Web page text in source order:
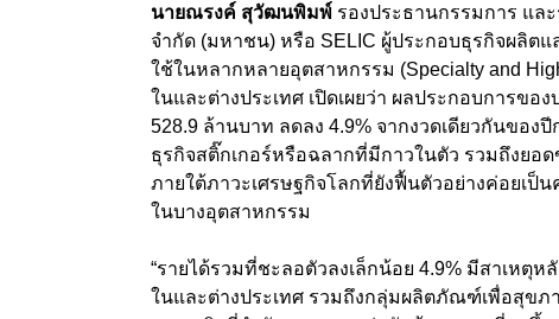
นายณรงค์ สุวัฒนพิมพ์ รองประธานกรรมการ แล
จำกัด (มหาชน) หรือ SELIC ผู้ประกอบธุรกิจผลิต
ใช้ในหลากหลายอุตสาหกรรม (Specialty and
ในและต่างประเทศ เปิดเผยว่า ผลประกอบการขอ
528.9 ล้านบาท ลดลง 4.9% จากงวดเดียวกันของปี
ธุรกิจสติ๊กเกอร์หรือฉลากที่มีกาวในตัว รวมถึงย
ภายใต้ภาวะเศรษฐกิจโลกที่ยังฟื้นตัวอย่างค่อยเป็
ในบางอุตสาหกรรม
“รายได้รวมที่ชะลอตัวลงเล็กน้อย 4.9% มีสาเหตุห
ในและต่างประเทศ รวมถึงกลุ่มผลิตภัณฑ์เพื่อสุข